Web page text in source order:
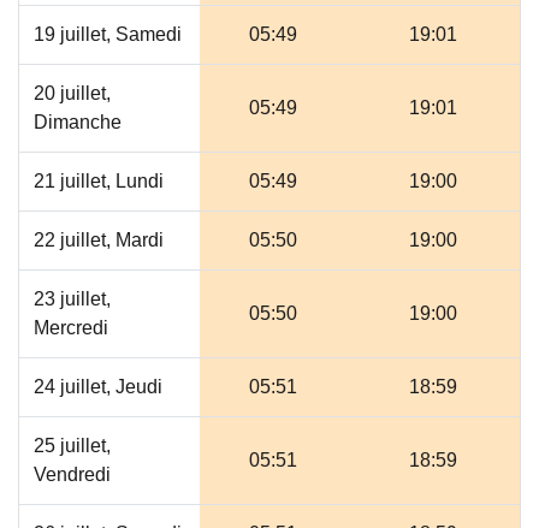
19 juillet, Samedi 05:49 19:01
20 juillet,
Dimanche
05:49 19:01
21 juillet, Lundi 05:49 19:00
22 juillet, Mardi 05:50 19:00
23 juillet,
Mercredi
05:50 19:00
24 juillet, Jeudi 05:51 18:59
25 juillet,
Vendredi
05:51 18:59